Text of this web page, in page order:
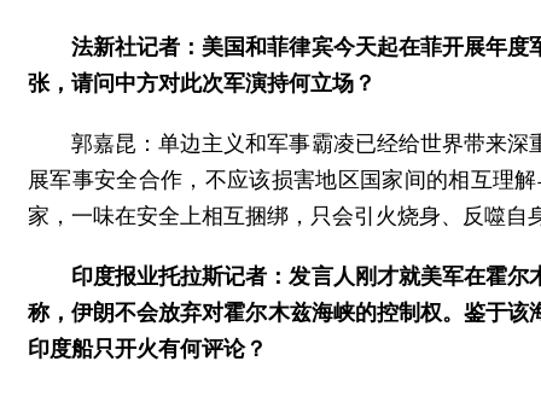
法新社记者：美国和菲律宾今天起在菲开展年
张，请问中方对此次军演持何立场？
郭嘉昆：单边主义和军事霸凌已经给世界带来
展军事安全合作，不应该损害地区国家间的相互理
家，一味在安全上相互捆绑，只会引火烧身、反噬自
印度报业托拉斯记者：发言人刚才就美军在霍
称，伊朗不会放弃对霍尔木兹海峡的控制权。鉴于
印度船只开火有何评论？